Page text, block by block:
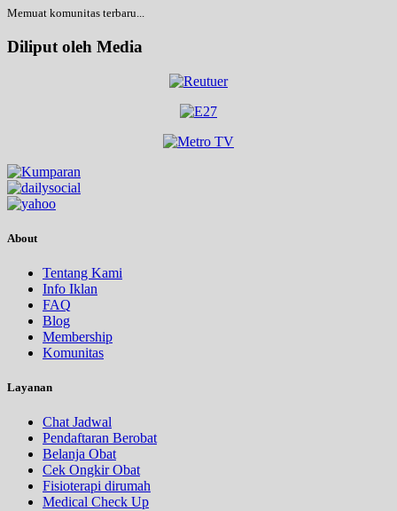
Memuat komunitas terbaru...
Diliput oleh Media
About
Tentang Kami
Info Iklan
FAQ
Blog
Membership
Komunitas
Layanan
Chat Jadwal
Pendaftaran Berobat
Belanja Obat
Cek Ongkir Obat
Fisioterapi dirumah
Medical Check Up